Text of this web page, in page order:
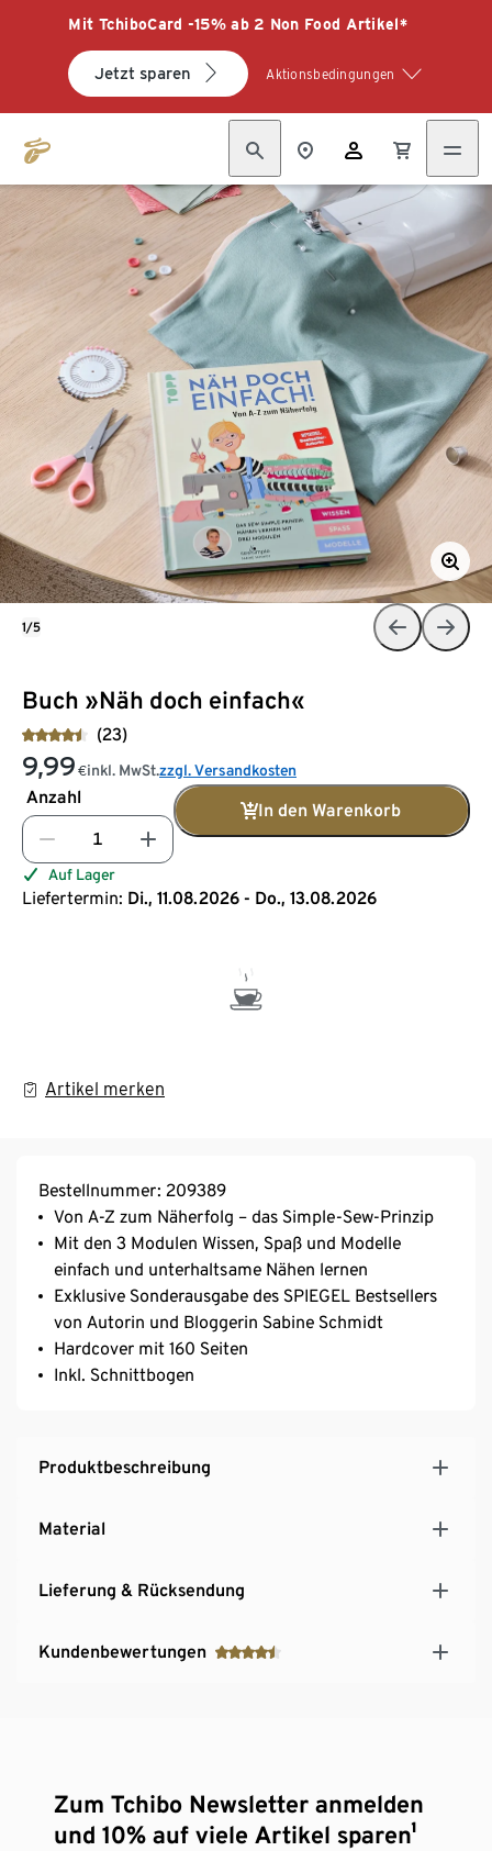
Mit TchiboCard -15% ab 2 Non Food Artikel*
Jetzt sparen Aktionsbedingungen
Buch »Näh doch einfach«
(23)
9,99 €inkl. MwSt.zzgl. Versandkosten
Anzahl
In den Warenkorb
Auf Lager
Liefertermin: Di., 11.08.2026 - Do., 13.08.2026
Artikel merken
1/5
Bestellnummer: 209389
Von A-Z zum Näherfolg – das Simple-Sew-Prinzip
Mit den 3 Modulen Wissen, Spaß und Modelle
einfach und unterhaltsame Nähen lernen
Exklusive Sonderausgabe des SPIEGEL Bestsellers
von Autorin und Bloggerin Sabine Schmidt
Hardcover mit 160 Seiten
Inkl. Schnittbogen
Produktbeschreibung
Material
Lieferung & Rücksendung
Kundenbewertungen
Zum Tchibo Newsletter anmelden
und 10% auf viele Artikel sparen¹